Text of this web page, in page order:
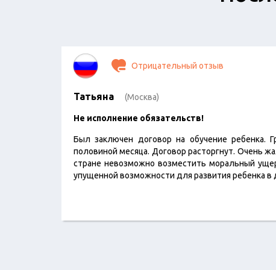
Отрицательный отзыв
Татьяна (Москва)
Не исполнение обязательств!
Был заключен договор на обучение ребенка.
половиной месяца. Договор расторгнут. Очень
стране невозможно возместить моральный
упущенной возможности для развития ребенка в